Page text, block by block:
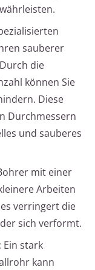
sauberer
die
können Sie
Diese
Durchmessern
und sauberes
mit einer
Arbeiten
verringert die
sich verformt.
Ein stark
kann